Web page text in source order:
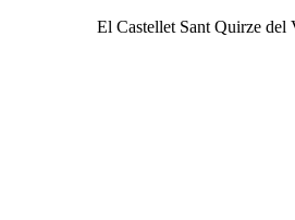
El Castellet Sant Quirze del